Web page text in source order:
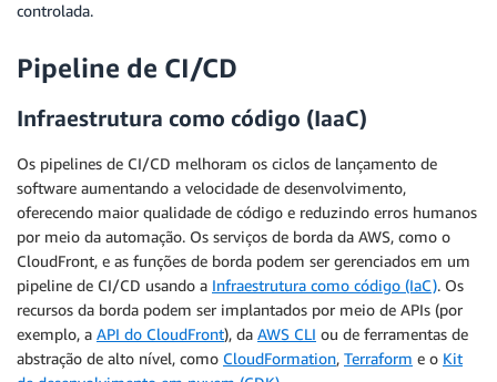
controlada.
Pipeline de CI/CD
Infraestrutura como código (IaaC)
Os pipelines de CI/CD melhoram os ciclos de lançamento de
software aumentando a velocidade de desenvolvimento,
oferecendo maior qualidade de código e reduzindo erros humanos
por meio da automação. Os serviços de borda da AWS, como o
CloudFront, e as funções de borda podem ser gerenciados em um
pipeline de CI/CD usando a Infraestrutura como código (IaC). Os
recursos da borda podem ser implantados por meio de APIs (por
exemplo, a API do CloudFront), da AWS CLI ou de ferramentas de
abstração de alto nível, como CloudFormation, Terraform e o Kit